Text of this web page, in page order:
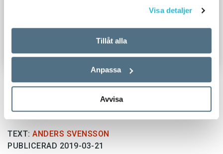
Visa detaljer
Tillåt alla
Anpassa
Avvisa
TEXT: ANDERS SVENSSON
PUBLICERAD 2019-03-21